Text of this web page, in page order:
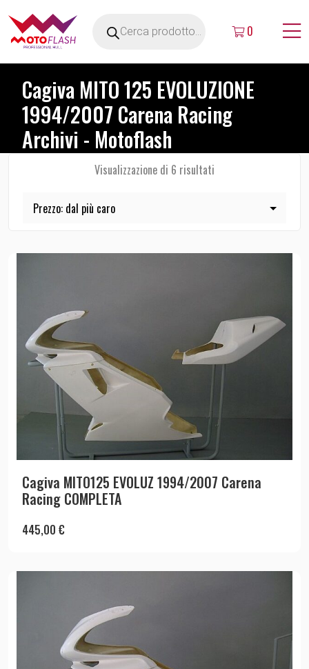
0
Cagiva MITO 125 EVOLUZIONE
1994/2007 Carena Racing
Archivi - Motoflash
Visualizzazione di 6 risultati
Cagiva MITO125 EVOLUZ 1994/2007 Carena
Racing COMPLETA
445,00 €